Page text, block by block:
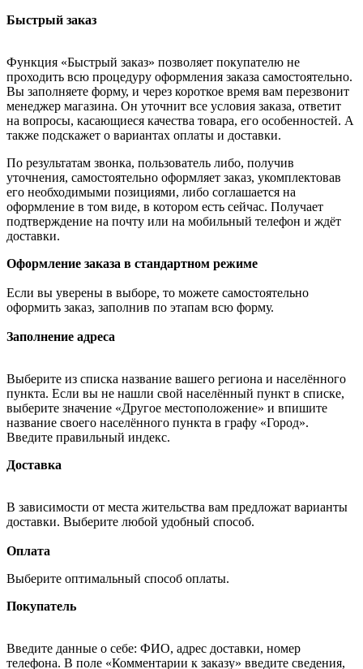
Быстрый заказ
Функция «Быстрый заказ» позволяет покупателю не
проходить всю процедуру оформления заказа самостоятельно.
Вы заполняете форму, и через короткое время вам перезвонит
менеджер магазина. Он уточнит все условия заказа, ответит
на вопросы, касающиеся качества товара, его особенностей. А
также подскажет о вариантах оплаты и доставки.
По результатам звонка, пользователь либо, получив
уточнения, самостоятельно оформляет заказ, укомплектовав
его необходимыми позициями, либо соглашается на
оформление в том виде, в котором есть сейчас. Получает
подтверждение на почту или на мобильный телефон и ждёт
доставки.
Оформление заказа в стандартном режиме
Если вы уверены в выборе, то можете самостоятельно
оформить заказ, заполнив по этапам всю форму.
Заполнение адреса
Выберите из списка название вашего региона и населённого
пункта. Если вы не нашли свой населённый пункт в списке,
выберите значение «Другое местоположение» и впишите
название своего населённого пункта в графу «Город».
Введите правильный индекс.
Доставка
В зависимости от места жительства вам предложат варианты
доставки. Выберите любой удобный способ.
Оплата
Выберите оптимальный способ оплаты.
Покупатель
Введите данные о себе: ФИО, адрес доставки, номер
телефона. В поле «Комментарии к заказу» введите сведения,